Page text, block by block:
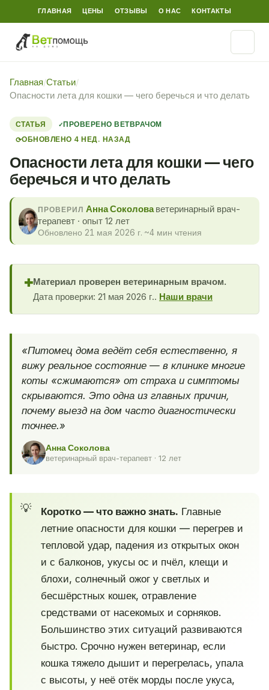
ГЛАВНАЯ ЦЕНЫ ОТЗЫВЫ О НАС КОНТАКТЫ
Главная/Статьи/
Опасности лета для кошки — чего беречься и что делать
СТАТЬЯ
ПРОВЕРЕНО ВЕТВРАЧОМ
⟳ОБНОВЛЕНО 4 НЕД. НАЗАД
Опасности лета для кошки — чего
беречься и что делать
ПРОВЕРИЛ Анна Соколоваветеринарный врач-
терапевт · опыт 12 лет
Обновлено 21 мая 2026 г. ~4 мин чтения
✚Материал проверен ветеринарным врачом.
Дата проверки: 21 мая 2026 г.. Наши врачи
«Питомец дома ведёт себя естественно, я
вижу реальное состояние — в клинике многие
коты «сжимаются» от страха и симптомы
скрываются. Это одна из главных причин,
почему выезд на дом часто диагностически
точнее.»
Анна Соколова
ветеринарный врач-терапевт · 12 лет
Коротко — что важно знать. Главные
летние опасности для кошки — перегрев и
тепловой удар, падения из открытых окон
и с балконов, укусы ос и пчёл, клещи и
блохи, солнечный ожог у светлых и
бесшёрстных кошек, отравление
средствами от насекомых и сорняков.
Большинство этих ситуаций развиваются
быстро. Срочно нужен ветеринар, если
кошка тяжело дышит и перегрелась, упала
с высоты, у неё отёк морды после укуса,